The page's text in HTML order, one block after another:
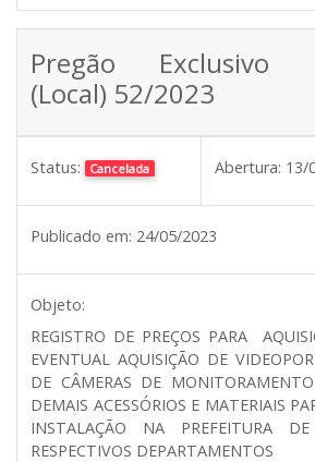
Pregão Exclusivo
(Local) 52/2023
Status: Cancelada Abertura: 13/
Publicado em: 24/05/2023
Objeto:
REGISTRO DE PREÇOS PARA
EVENTUAL AQUISIÇÃO DE
DE CÂMERAS DE
DEMAIS ACESSÓRIOS E MATERIAIS
INSTALAÇÃO NA PREFEITURA
RESPECTIVOS DEPARTAMENTOS